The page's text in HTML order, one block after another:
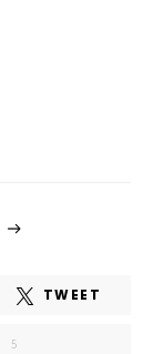
TWEET
5